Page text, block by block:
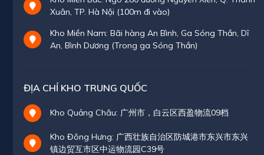
Xuân, TP. Hà Nội (100m đi vào)
Kho Miền Nam: Bãi hàng An Bình, Ga Sóng Thần, Dĩ
An, Bình Dương (Trong ga Sóng Thần)
ĐỊA CHỈ KHO TRUNG QUỐC
Kho Quảng Châu: 广州市，白云区西盈物流09档
Kho Đông Hưng: 广西壮族自治区防城港市东兴市东兴
镇边贸互市区中运物流园C39号